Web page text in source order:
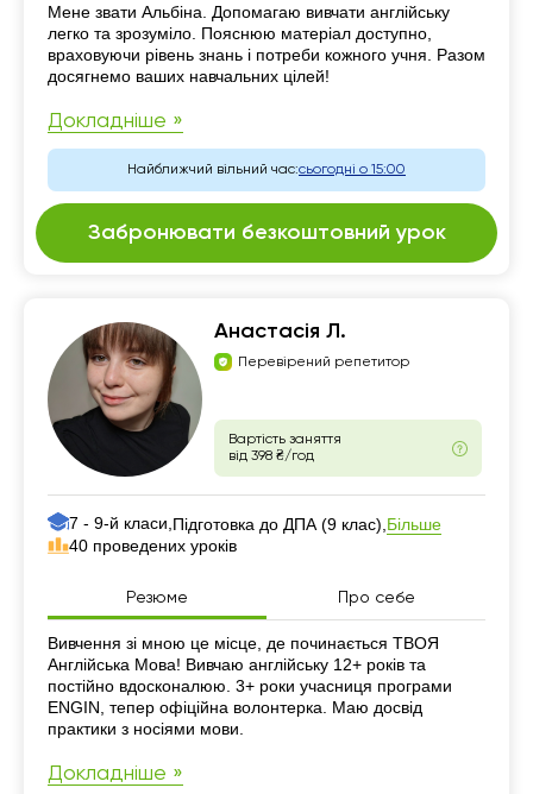
Резюме
Мене звати Альбіна. Допомагаю вивчати англійську
легко та зрозуміло. Пояснюю матеріал доступно,
враховуючи рівень знань і потреби кожного учня. Разом
досягнемо ваших навчальних цілей!
Докладніше »
Найближчий вільний час:сьогодні о 15:00
Забронювати безкоштовний урок
Анастасія Л.
Перевірений репетитор
Вартість заняття
від 398 ₴/год
7 - 9-й класи, Підготовка до ДПА (9 клас), Більше
40 проведених уроків
Резюме Про себе
Резюме
Вивчення зі мною це місце, де починається ТВОЯ
Англійська Мова! Вивчаю англійську 12+ років та
постійно вдосконалюю. 3+ роки учасниця програми
ENGIN, тепер офіційна волонтерка. Маю досвід
практики з носіями мови.
Докладніше »